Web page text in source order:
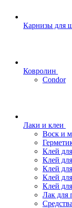
Карнизы для
Ковролин
Condor
Лаки и клеи
Воск и
Клей
Клей
Клей
Клей
Клей
Лак для